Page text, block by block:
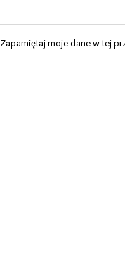
Zapamiętaj moje dane w tej